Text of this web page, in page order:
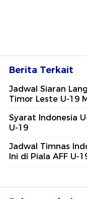
Berita Terkait
Jadwal Siaran
Timor Leste U-19
Syarat Indonesia
U-19
Jadwal Timnas
Ini di Piala AFF U-